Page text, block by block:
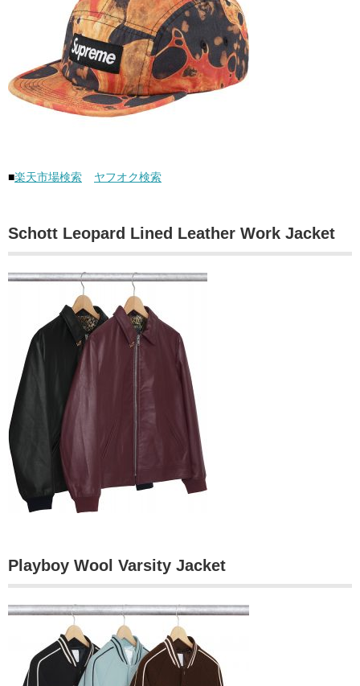
■楽天市場検索 ヤフオク検索
Schott Leopard Lined Leather Work Jacket
Playboy Wool Varsity Jacket